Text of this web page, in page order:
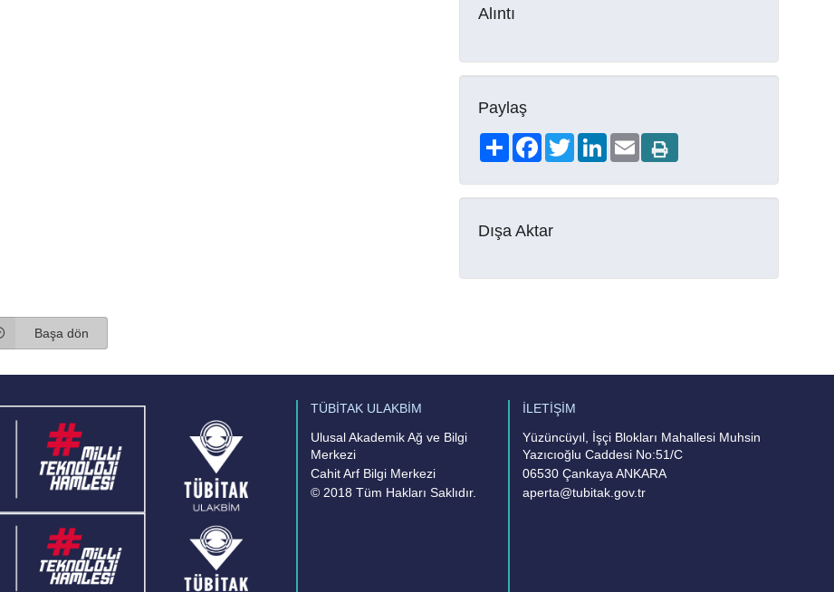
Alıntı
Paylaş
ShareFacebookTwitterLinkedIn
Email
Dışa Aktar
Başa dön
TÜBİTAK ULAKBİM
Ulusal Akademik Ağ ve Bilgi
Merkezi
Cahit Arf Bilgi Merkezi
© 2018 Tüm Hakları Saklıdır.
İLETİŞİM
Yüzüncüyıl, İşçi Blokları Mahallesi Muhsin
Yazıcıoğlu Caddesi No:51/C
06530 Çankaya ANKARA
aperta@tubitak.gov.tr